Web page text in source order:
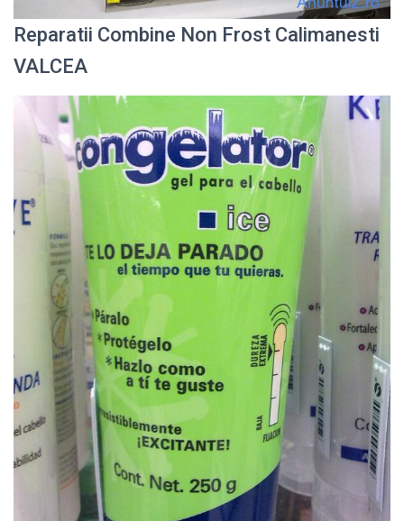
Reparatii Combine Non Frost Calimanesti
VALCEA